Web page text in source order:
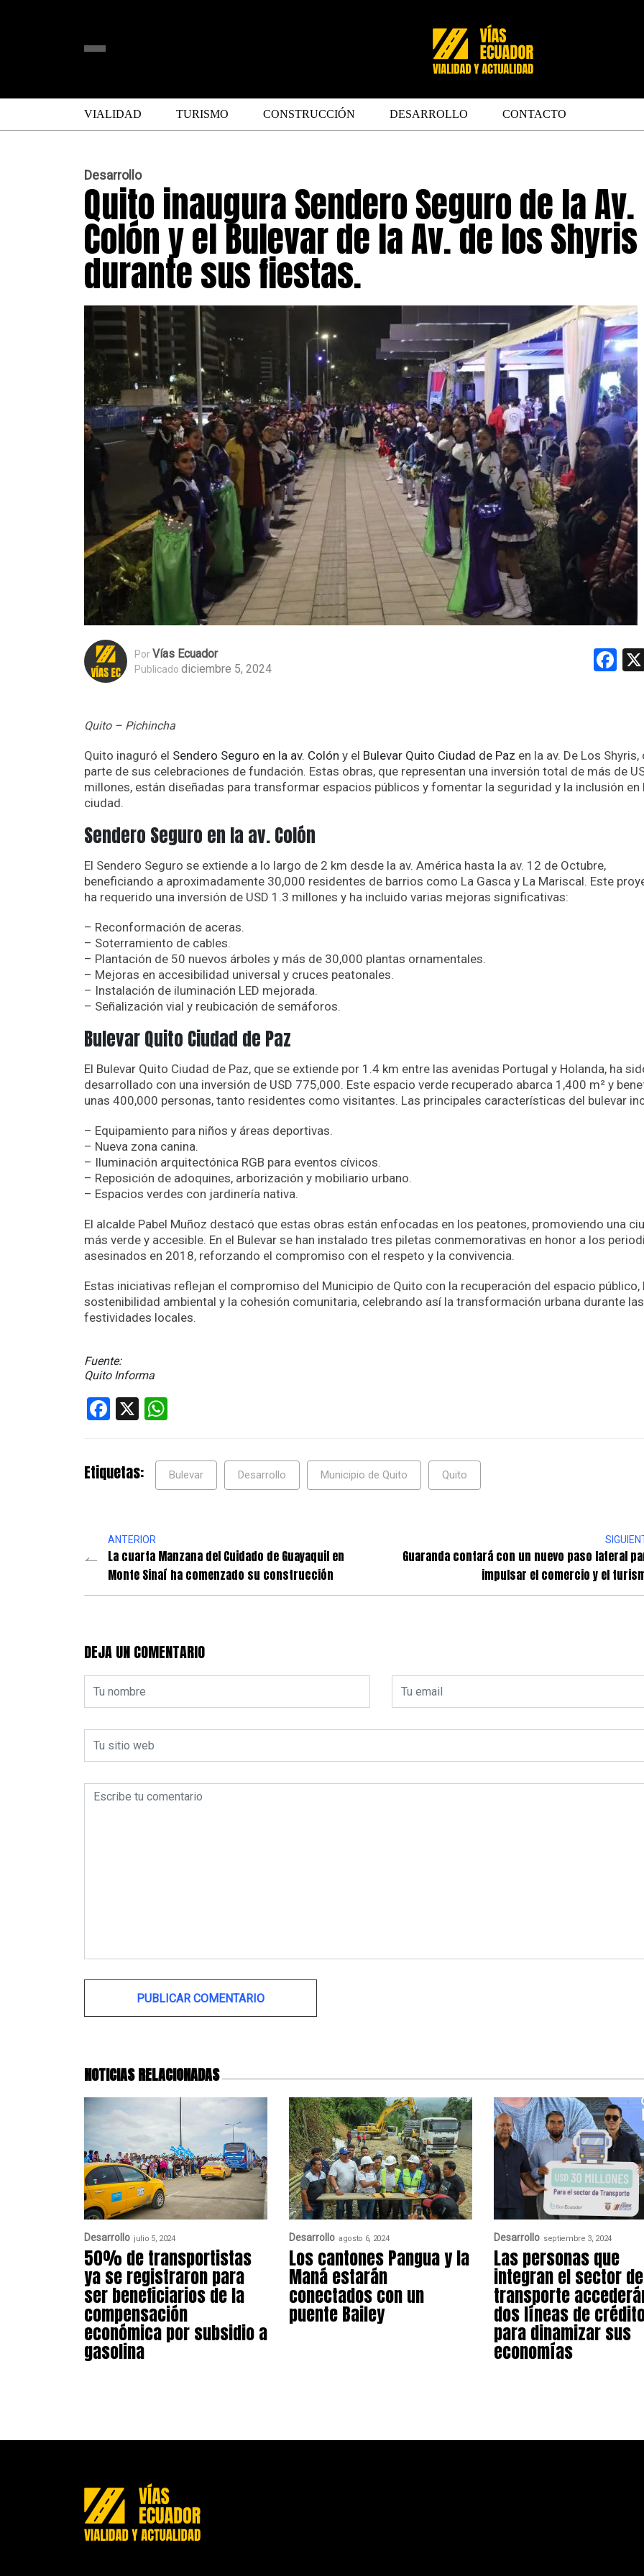
VIALIDAD TURISMO CONSTRUCCIÓN DESARROLLO CONTACTO
Desarrollo
Quito inaugura Sendero Seguro de la Av.
Colón y el Bulevar de la Av. de los Shyris
durante sus fiestas.
PorVías Ecuador
Publicado diciembre 5, 2024
Quito – Pichincha
Quito inaguró el Sendero Seguro en la av. Colón y el Bulevar Quito Ciudad de Paz en la av. De Los
parte de sus celebraciones de fundación. Estas obras, que representan una inversión total de más de
millones, están diseñadas para transformar espacios públicos y fomentar la seguridad y la inclusión en
ciudad.
Sendero Seguro en la av. Colón
El Sendero Seguro se extiende a lo largo de 2 km desde la av. América hasta la av. 12 de Octubre,
beneficiando a aproximadamente 30,000 residentes de barrios como La Gasca y La Mariscal. Este
ha requerido una inversión de USD 1.3 millones y ha incluido varias mejoras significativas:
– Reconformación de aceras.
– Soterramiento de cables.
– Plantación de 50 nuevos árboles y más de 30,000 plantas ornamentales.
– Mejoras en accesibilidad universal y cruces peatonales.
– Instalación de iluminación LED mejorada.
– Señalización vial y reubicación de semáforos.
Bulevar Quito Ciudad de Paz
El Bulevar Quito Ciudad de Paz, que se extiende por 1.4 km entre las avenidas Portugal y Holanda, ha
desarrollado con una inversión de USD 775,000. Este espacio verde recuperado abarca 1,400 m² y
unas 400,000 personas, tanto residentes como visitantes. Las principales características del bulevar
– Equipamiento para niños y áreas deportivas.
– Nueva zona canina.
– Iluminación arquitectónica RGB para eventos cívicos.
– Reposición de adoquines, arborización y mobiliario urbano.
– Espacios verdes con jardinería nativa.
El alcalde Pabel Muñoz destacó que estas obras están enfocadas en los peatones, promoviendo una
más verde y accesible. En el Bulevar se han instalado tres piletas conmemorativas en honor a los
asesinados en 2018, reforzando el compromiso con el respeto y la convivencia.
Estas iniciativas reflejan el compromiso del Municipio de Quito con la recuperación del espacio público,
sostenibilidad ambiental y la cohesión comunitaria, celebrando así la transformación urbana durante las
festividades locales.
Fuente:
Quito Informa
Facebook
X
Etiquetas: Bulevar Desarrollo Municipio de Quito Quito
ANTERIOR
La cuarta Manzana del Cuidado de Guayaquil en
Monte Sinaí ha comenzado su construcción
Guaranda contará con un nuevo paso lateral
impulsar el comercio y el
DEJA UN COMENTARIO
NOTICIAS RELACIONADAS
Desarrollo julio 5, 2024
50% de transportistas
ya se registraron para
ser beneficiarios de la
compensación
económica por subsidio a
gasolina
Desarrollo agosto 6, 2024
Los cantones Pangua y la
Maná estarán
conectados con un
puente Bailey
Desarrollo septiembre 3, 2024
Las personas que
integran el sector
transporte
dos líneas de
para dinamizar sus
economías